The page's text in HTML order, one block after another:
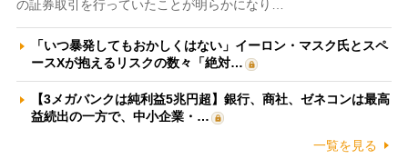
の証券取引を行っていたことが明らかになり…
「いつ暴発してもおかしくはない」イーロン・マスク氏とスペ
ースXが抱えるリスクの数々「絶対…
【3メガバンクは純利益5兆円超】銀行、商社、ゼネコンは最高
益続出の一方で、中小企業・…
一覧を見る